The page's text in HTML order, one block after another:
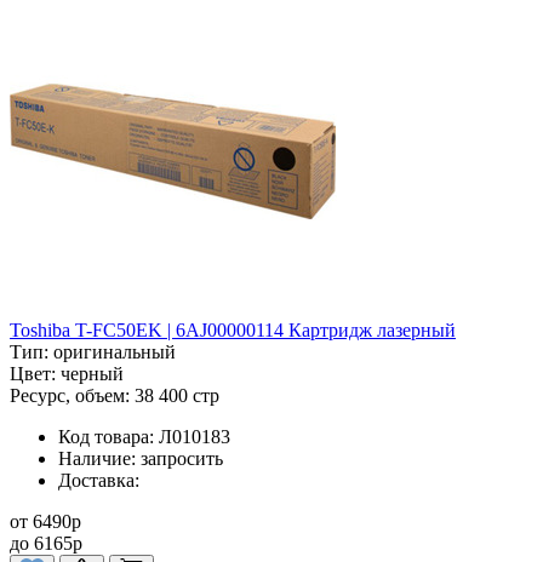
Toshiba T-FC50EK | 6AJ00000114 Картридж лазерный
Тип: оригинальный
Цвет: черный
Ресурс, объем: 38 400 стр
Код товара: Л010183
Наличие: запросить
Доставка:
от 6490p
до 6165p